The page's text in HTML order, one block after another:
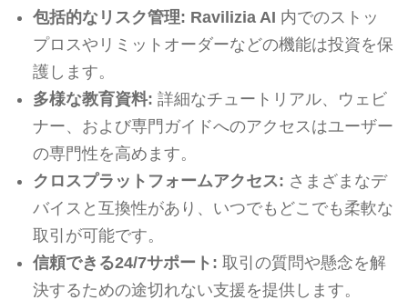
包括的なリスク管理: Ravilizia AI 内でのストッ
プロスやリミットオーダーなどの機能は投資を保
護します。
多様な教育資料: 詳細なチュートリアル、ウェビ
ナー、および専門ガイドへのアクセスはユーザー
の専門性を高めます。
クロスプラットフォームアクセス: さまざまなデ
バイスと互換性があり、いつでもどこでも柔軟な
取引が可能です。
信頼できる24/7サポート: 取引の質問や懸念を解
決するための途切れない支援を提供します。